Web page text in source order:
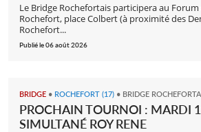
Le Bridge Rochefortais participera au
Rochefort, place Colbert (à proximité des
Rochefort...
Publié le 06 août 2026
BRIDGE • ROCHEFORT (17) • BRIDGE
PROCHAIN TOURNOI : MARDI
SIMULTANÉ ROY RENE